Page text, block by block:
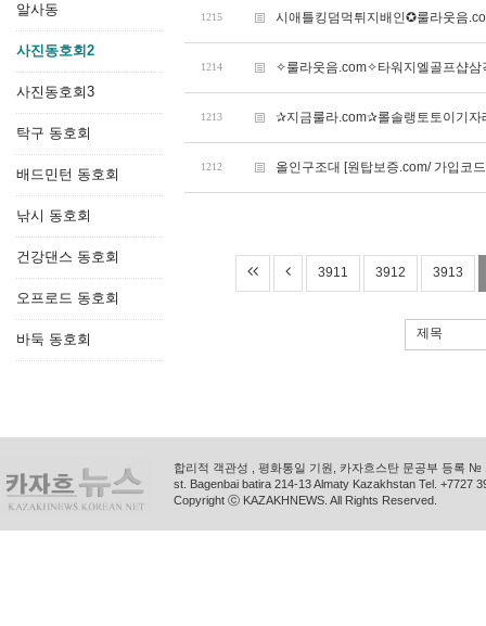
알사동
사진동호회2
사진동호회3
탁구 동호회
배드민턴 동호회
낚시 동호회
건강댄스 동호회
오프로드 동호회
바둑 동호회
1215 시애틀킹덤먹튀지배인✪룰라웃음
1214 ✧룰라웃음.com✧타워지엘골프샵삼
1213 ✰지금룰라.com✰롤솔랭토토이기자
1212 올인구조대 [원탑보증.com/ 가입코
3911 3912 3913
제목
합리적 객관성 , 평화통일 기원, 카자흐스탄 문공부 등록
st. Bagenbai batira 214-13 Almaty Kazakhstan Tel. +7727
Copyright ⓒ KAZAKHNEWS. All Rights Reserved.